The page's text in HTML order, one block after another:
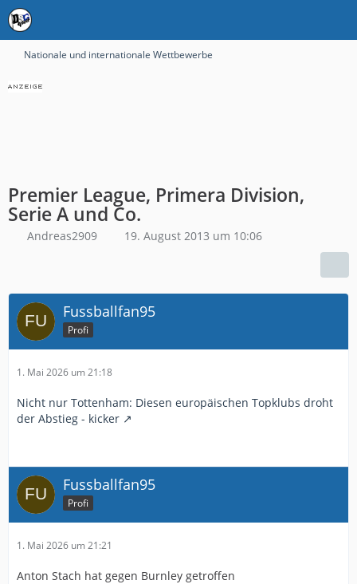
Nationale und internationale Wettbewerbe
Premier League, Primera Division,
Serie A und Co.
Andreas2909 19. August 2013 um 10:06
Fussballfan95
Profi
1. Mai 2026 um 21:18
Nicht nur Tottenham: Diesen europäischen Topklubs droht
der Abstieg - kicker
Fussballfan95
Profi
1. Mai 2026 um 21:21
Anton Stach hat gegen Burnley getroffen